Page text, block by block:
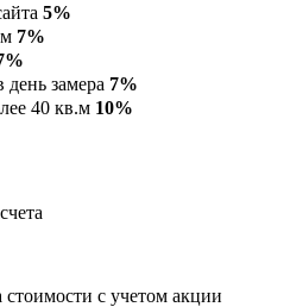
5%
7%
день замера 7%
40 кв.м 10%
стоимости с учетом акции